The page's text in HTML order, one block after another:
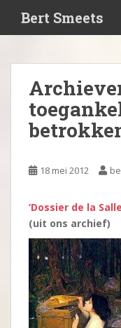
i
Bert Smeets
18 mei 2012
‘Dossier de la
(uit ons archief)